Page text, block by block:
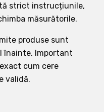
strict instrucțiunile,
măsurătorile.
produse sunt
înainte. Important
cum cere
validă.